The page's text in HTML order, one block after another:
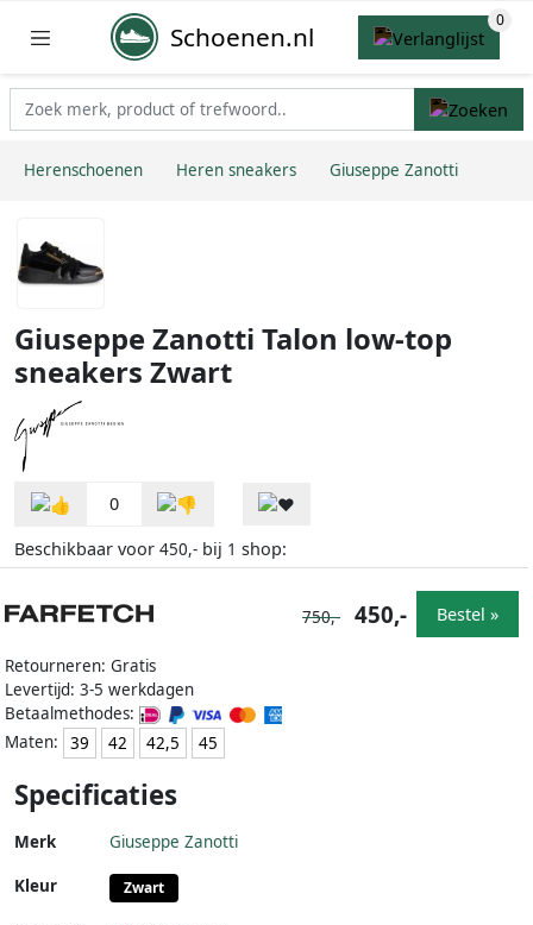
Schoenen.nl
Herenschoenen Heren sneakers Giuseppe Zanotti
Giuseppe Zanotti Talon low-top
sneakers Zwart
0
Beschikbaar voor 450,- bij 1 shop:
Retourneren: Gratis
Levertijd: 3-5 werkdagen
Betaalmethodes:
Maten:
39 42 42,5 45
750,- 450,- Bestel »
Specificaties
Merk Giuseppe Zanotti
Kleur Zwart